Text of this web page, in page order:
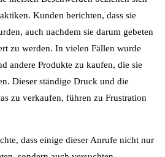
Kunden berichten, dass sie
auch nachdem sie darum gebeten
zu werden. In vielen Fällen wurde
andere Produkte zu kaufen, die sie
Dieser ständige Druck und die
zu verkaufen, führen zu Frustration
dass einige dieser Anrufe nicht nur